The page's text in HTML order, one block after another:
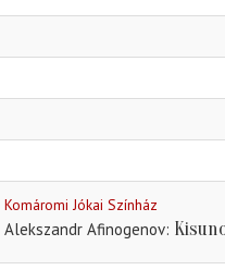
Komáromi Jókai Színház
Alekszandr Afinogenov